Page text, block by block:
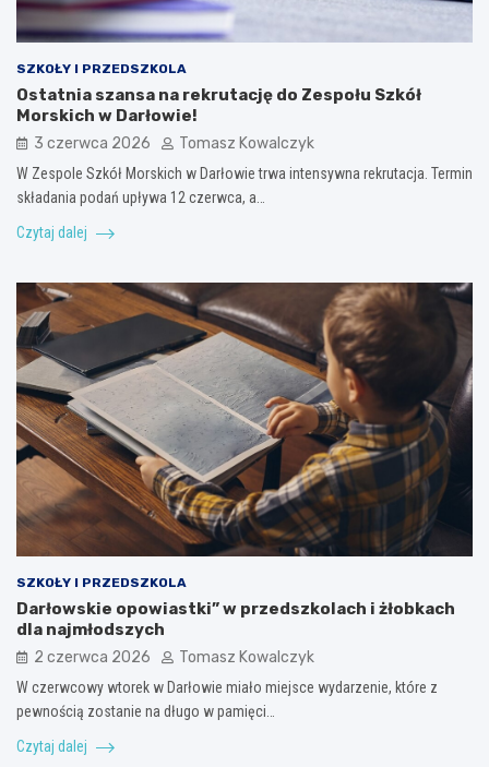
SZKOŁY I PRZEDSZKOLA
Ostatnia szansa na rekrutację do Zespołu Szkół
Morskich w Darłowie!
3 czerwca 2026 Tomasz Kowalczyk
W Zespole Szkół Morskich w Darłowie trwa intensywna rekrutacja. Termin
składania podań upływa 12 czerwca, a…
Czytaj dalej
SZKOŁY I PRZEDSZKOLA
Darłowskie opowiastki” w przedszkolach i żłobkach
dla najmłodszych
2 czerwca 2026 Tomasz Kowalczyk
W czerwcowy wtorek w Darłowie miało miejsce wydarzenie, które z
pewnością zostanie na długo w pamięci…
Czytaj dalej